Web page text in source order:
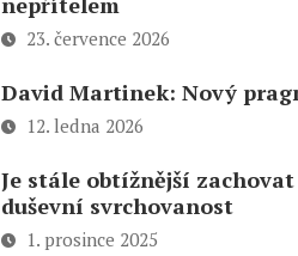
23. července 2026
David Martinek: Nový
12. ledna 2026
Je stále obtížnější
duševní svrchovanost
1. prosince 2025